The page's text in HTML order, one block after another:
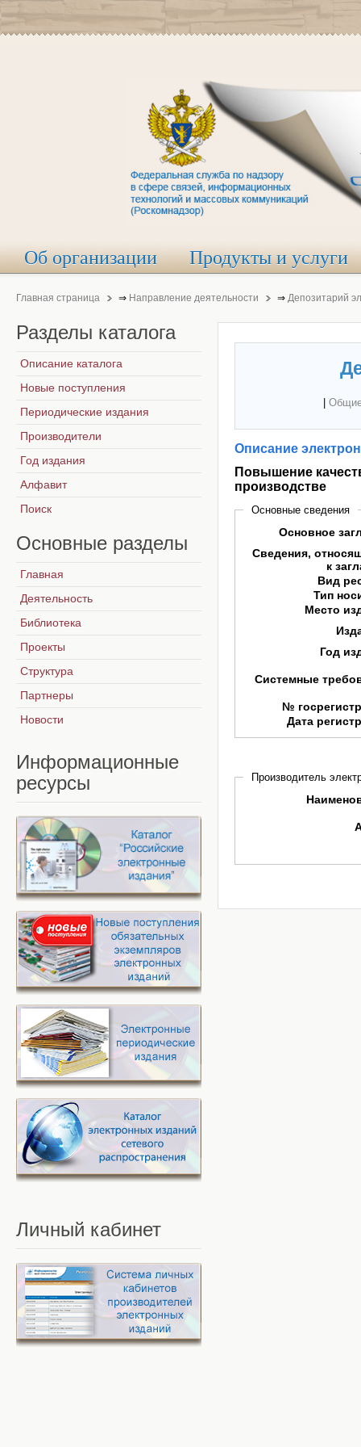
Об организации Продукты и услуги
Главная страница ⇒ Направление деятельности ⇒ Депозитарий
Описание
Повышение
производстве
Основные сведения
Основное
Сведения,
к
Вид
Тип
Место
Год
Системные
№
Дата
Производитель
Разделы каталога
Описание каталога
Новые поступления
Периодические издания
Производители
Год издания
Алфавит
Поиск
Основные разделы
Главная
Деятельность
Библиотека
Проекты
Структура
Партнеры
Новости
Информационные
ресурсы
Личный кабинет